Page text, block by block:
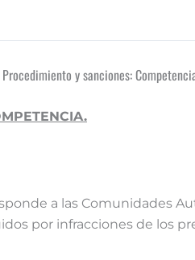
y sanciones:
a las Comunidades
por infracciones de los